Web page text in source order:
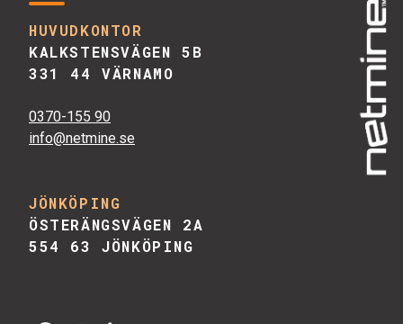
HUVUDKONTOR
KALKSTENSVÄGEN 5B
331 44 VÄRNAMO
0370-155 90
info@netmine.se
JÖNKÖPING
ÖSTERÄNGSVÄGEN 2A
554 63 JÖNKÖPING